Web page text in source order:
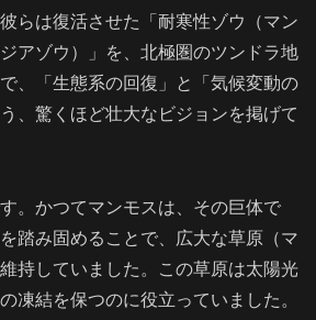
らは復活させた「耐寒性ゾウ（マン
アゾウ）」を、北極圏のツンドラ地
、「生態系の回復」と「気候変動の
、驚くほど壮大なビジョンを掲げて
。かつてマンモスは、その巨体で
踏み固めることで、広大な草原（マ
持していました。この草原は太陽光
凍結を保つのに役立っていました。